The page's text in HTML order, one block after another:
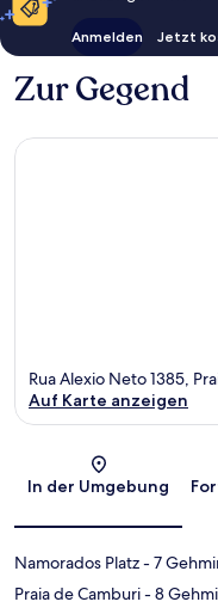
Anmelden Jetzt
Zur Gegend
Rua Alexio Neto 1385,
Auf Karte anzeigen
In der Umgebung
Namorados Platz- 7
Praia de Camburi- 8